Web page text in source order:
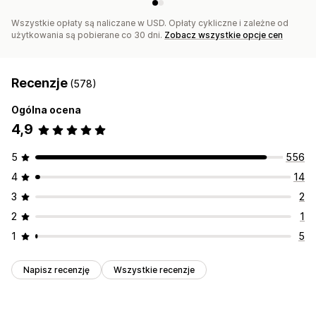
Wszystkie opłaty są naliczane w USD. Opłaty cykliczne i zależne od
użytkowania są pobierane co 30 dni. Zobacz wszystkie opcje cen
Recenzje (578)
Ogólna ocena
4,9
5
556
4
14
3
2
2
1
1
5
Napisz recenzję Wszystkie recenzje